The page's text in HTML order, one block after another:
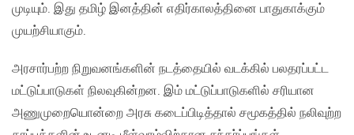
முடியும். இது தமிழ் இனத்தின் எதிர்காலத்தினை பாதுகாக்கும்
முயற்சியாகும்.
அரசார்பற்ற நிறுவனங்களின் நடத்தையில் வடக்கில் பலதரப்பட்ட
மட்டுப்பாடுகள் நிலவுகின்றன. இம் மட்டுப்பாடுகளில் சரியான
அணுமுறையொன்றை அரசு கடைப்பிடித்தால் சமூகத்தில் நலிவுற்ற